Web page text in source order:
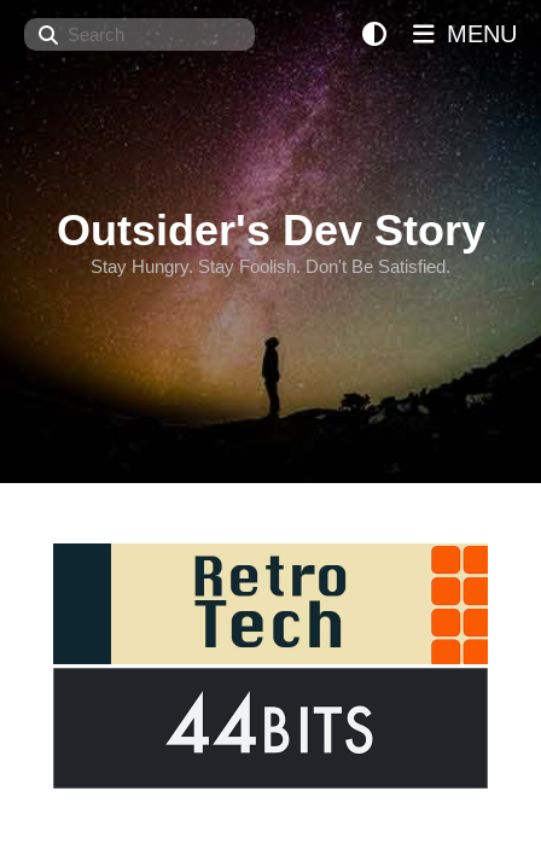
Search
Outsider's Dev Story
Stay Hungry. Stay Foolish. Don't Be Satisfied.
MENU